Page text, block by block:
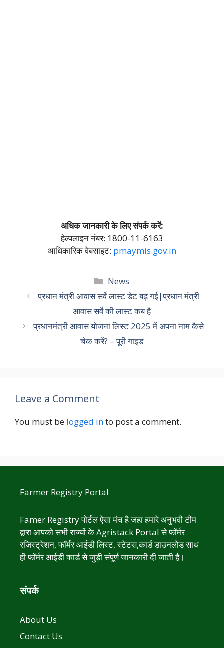
अधिक जानकारी के लिए संपर्क करें:
हेल्पलाइन नंबर: 1800-11-6163
आधिकारिक वेबसाइट: pmaymis.gov.in
Categories
News
प्रधान मंत्री आवास सर्वे लास्ट डेट बढ़ गई|प्रधान मंत्री
आवास सर्वे की लास्ट कब है
प्रधानमंत्री आवास योजना लिस्ट 2025 में अपना नाम कैसे
चेक करें? – पूरी गाइड
Leave a Comment
You must be logged into post a comment.
Farmer Registry Portal
Famer Registry पोर्टल ऐसा मंच है जहा हमारे अनुभवी टीम
द्वारा आपको सभी राज्यों के Agristack Portal से फॉर्मर
रजिस्ट्रेशन, फॉर्मर आईडी लिस्ट, स्टेटस,कार्ड डाउनलोड साथ
ही फॉर्मर आईडी कार्ड से जुड़ी संपूर्ण जानकारी दी जाती है।
संपर्क
About Us
Contact Us